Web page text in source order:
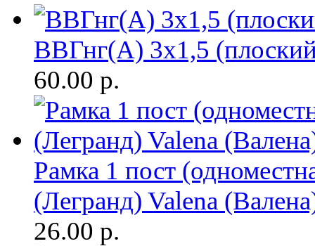
ВВГнг(A) 3х1,5
60.00 р.
Рамка 1 пост
(Легранд) Valena
26.00 р.